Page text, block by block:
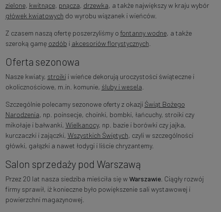
zielone, kwitnące, pnącza, drzewka, a także największy w kraju wybór
główek kwiatowych do wyrobu wiązanek i wieńców.
Z czasem naszą ofertę poszerzyliśmy o fontanny wodne, a także
szeroką gamę ozdób i akcesoriów florystycznych
Oferta sezonowa
Nasze kwiaty, stroikii wieńce dekorują uroczystości świąteczne i
okolicznościowe, m.in. komunie, śluby i wesela
Szczególnie polecamy sezonowe oferty z okazji Świąt Bożego
Narodzenia, np. poinsecje, choinki, bombki, łańcuchy, stroiki czy
mikołaje i bałwanki, Wielkanocy, np. bazie i borówki czy jajka,
kurczaczki i zajączki, Wszystkich Świętych, czyli w szczególności
główki, gałązki a nawet łodygi i liście chryzantemy.
Salon sprzedaży pod Warszawą
Przez 20 lat nasza siedziba mieściła się wWarszawie. Ciągły rozwój
firmy sprawił, iż konieczne było powiększenie sali wystawowej i
powierzchni magazynowej.